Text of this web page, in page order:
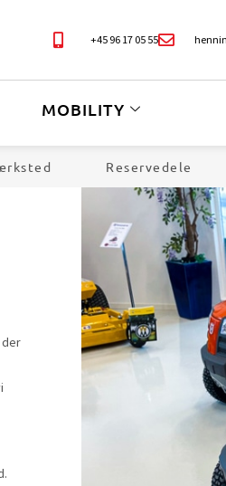
+45 96 17 05 55
MOBILITY
Reservedele